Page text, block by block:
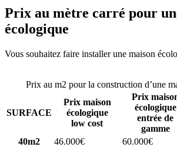
Prix au mètre carré pour
écologique
Vous souhaitez faire installer une maison
Prix au m2 pour la construction d’une
SURFACE
Prix maison
écologique
low cost
Prix
écologique
entrée de
gamme
40m2
46.000€ 60.000€